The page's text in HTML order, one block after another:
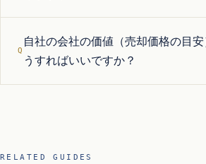
自社の会社の価値（売却価格の目
うすればいいですか？
RELATED GUIDES